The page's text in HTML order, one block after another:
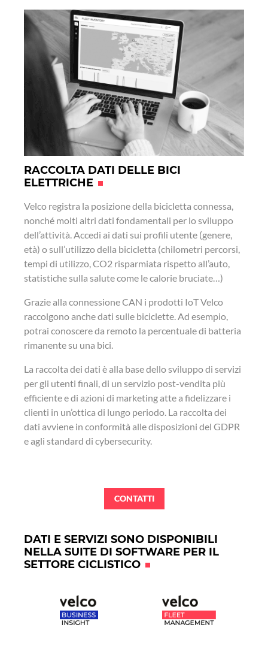
RACCOLTA DATI DELLE BICI
ELETTRICHE
Velco registra la posizione della bicicletta connessa,
nonché molti altri dati fondamentali per lo sviluppo
dell’attività. Accedi ai dati sui profili utente (genere,
età) o sull’utilizzo della bicicletta (chilometri percorsi,
tempi di utilizzo, CO2 risparmiata rispetto all’auto,
statistiche sulla salute come le calorie bruciate…)
Grazie alla connessione CAN i prodotti IoT Velco
raccolgono anche dati sulle biciclette. Ad esempio,
potrai conoscere da remoto la percentuale di batteria
rimanente su una bici.
La raccolta dei dati è alla base dello sviluppo di servizi
per gli utenti finali, di un servizio post-vendita più
efficiente e di azioni di marketing atte a fidelizzare i
clienti in un’ottica di lungo periodo. La raccolta dei
dati avviene in conformità alle disposizioni del GDPR
e agli standard di cybersecurity.
CONTATTI
DATI E SERVIZI SONO DISPONIBILI
NELLA SUITE DI SOFTWARE PER IL
SETTORE CICLISTICO